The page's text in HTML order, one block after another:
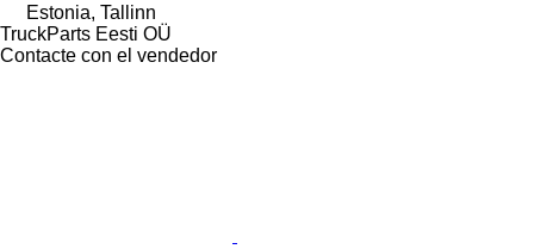
Estonia, Tallinn
TruckParts Eesti OÜ
Contacte con el vendedor